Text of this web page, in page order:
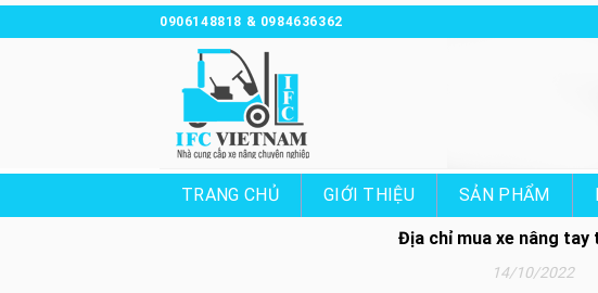
Chuyển
đến
0906148818 & 0984636362
TRANG CHỦ GIỚI THIỆU SẢN PHẨM
14/10/2022
Địa chỉ mua xe nâng